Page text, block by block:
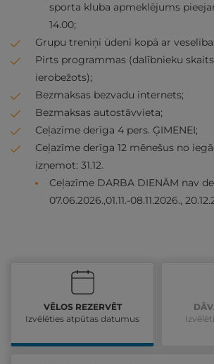
sporta kluba apmeklējums
14.00;
Grupu treniņi ūdenī kopā ar
Pirts programmas (dalībnieku
ierobežots);
Bezmaksas bezvadu internets;
Bezmaksas autostāvvieta;
Ceļazīme derīga 4 pers. ĢIMENEI;
Ceļazīme derīga 12 mēnešus no
izņemot: 31.12.
Ceļazīme DARBA DIENĀM nav
07.06.2026.,01.11.-08.11.2026.,
VĒLOS REZERVĒT
Izvēlēties atpūtas datumus